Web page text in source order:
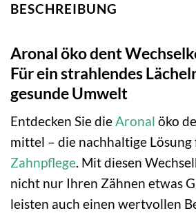
BESCHREIBUNG
Aronal öko dent
Für ein strahlendes
gesunde Umwelt
Entdecken Sie dieAronal öko
mittel – die nachhaltige
Zahnpflege. Mit diesen
nicht nur Ihren Zähnen etwas
leisten auch einen wertvollen